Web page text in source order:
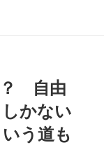
？ 自由
かない
う道も